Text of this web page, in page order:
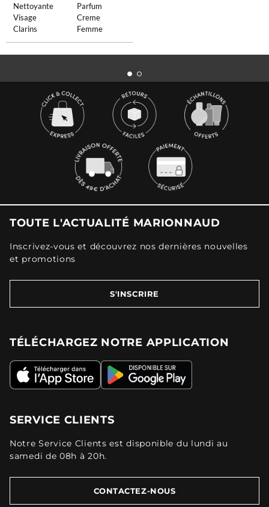
Nettoyante
Visage
Clarins
Parfum
Creme
Femme
TOUTE L'ACTUALITÉ MARIONNAUD
Inscrivez-vous et découvrez nos dernières nouvelles
et promotions
S'INSCRIRE
TÉLÉCHARGEZ NOTRE APPLICATION
SERVICE CLIENTS
Notre Service Clients est disponible du lundi au
samedi de 08h à 20h.
CONTACTEZ-NOUS